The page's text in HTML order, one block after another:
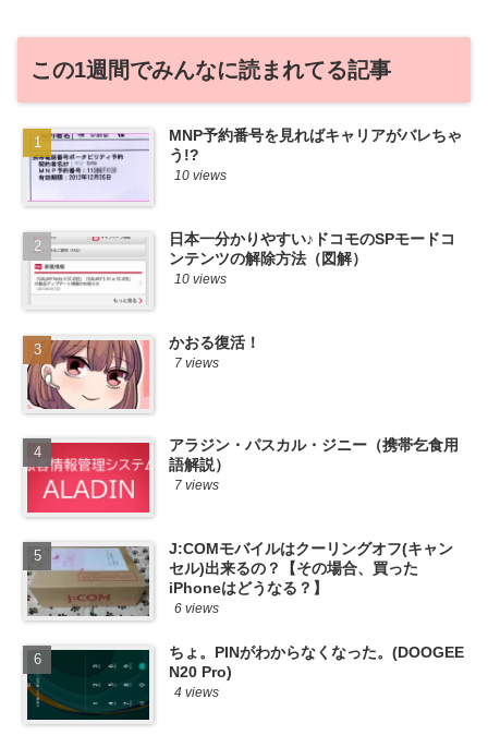
この1週間でみんなに読まれてる記事
MNP予約番号を見ればキャリアがバレちゃ
う!?
10 views
日本一分かりやすい♪ドコモのSPモードコ
ンテンツの解除方法（図解）
10 views
かおる復活！
7 views
アラジン・パスカル・ジニー（携帯乞食用
語解説）
7 views
J:COMモバイルはクーリングオフ(キャン
セル)出来るの？【その場合、買った
iPhoneはどうなる？】
6 views
ちょ。PINがわからなくなった。(DOOGEE
N20 Pro)
4 views